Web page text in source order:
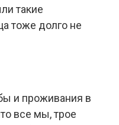
такие
тоже долго не
и проживания в
все мы, трое